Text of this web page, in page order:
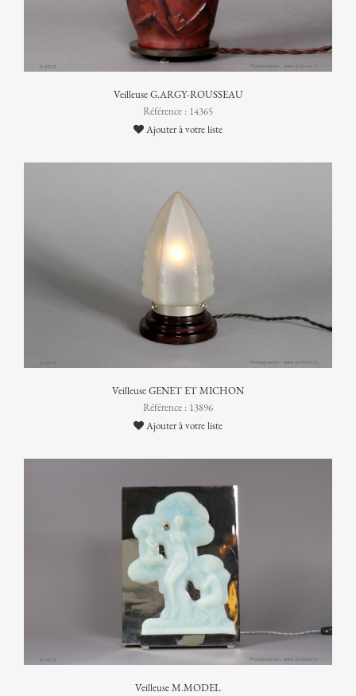
Veilleuse G.ARGY-ROUSSEAU
Référence : 14365
Ajouter à votre liste
Veilleuse GENET ET MICHON
Référence : 13896
Ajouter à votre liste
Veilleuse M.MODEL